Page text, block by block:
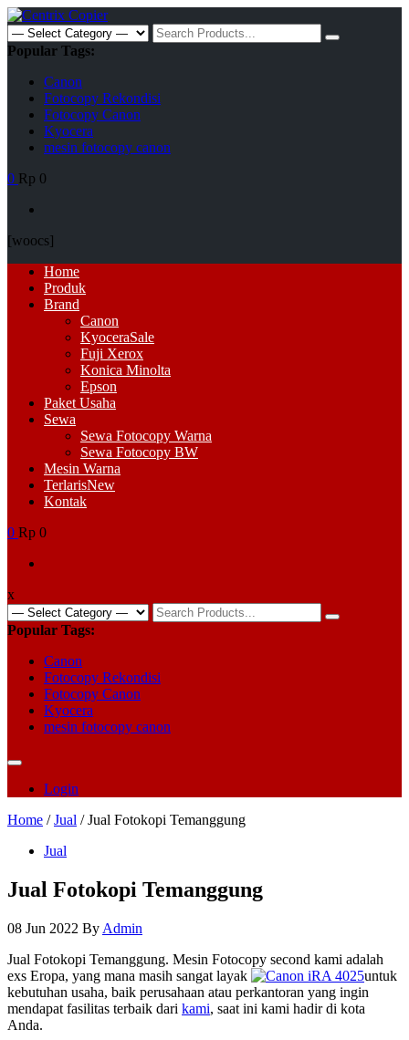
Skip
to
content
Search
for:
Popular Tags:
Canon
Fotocopy Rekondisi
Fotocopy Canon
Kyocera
mesin fotocopy canon
0 Rp 0
[woocs]
Primary
Menu
Home
Produk
Brand
Canon
KyoceraSale
Fuji Xerox
Konica Minolta
Epson
Paket Usaha
Sewa
Sewa Fotocopy Warna
Sewa Fotocopy BW
Mesin Warna
TerlarisNew
Kontak
0 Rp 0
x
Search
for:
Popular Tags:
Canon
Fotocopy Rekondisi
Fotocopy Canon
Kyocera
mesin fotocopy canon
Login
Home /Jual / Jual Fotokopi Temanggung
Jual
Jual Fotokopi Temanggung
08 Jun 2022 By Admin
Jual Fotokopi Temanggung. Mesin Fotocopy second kami adalah
exs Eropa, yang mana masih sangat layak
untuk
kebutuhan usaha, baik perusahaan atau perkantoran yang ingin
mendapat fasilitas terbaik dari kami, saat ini kami hadir di kota
Anda.